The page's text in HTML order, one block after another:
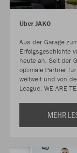
Über JAKO
Aus der Garage
Erfolgsgeschichte
heute an. Seit der
optimale Partner
weltweit und von
League. WE ARE
MEHR